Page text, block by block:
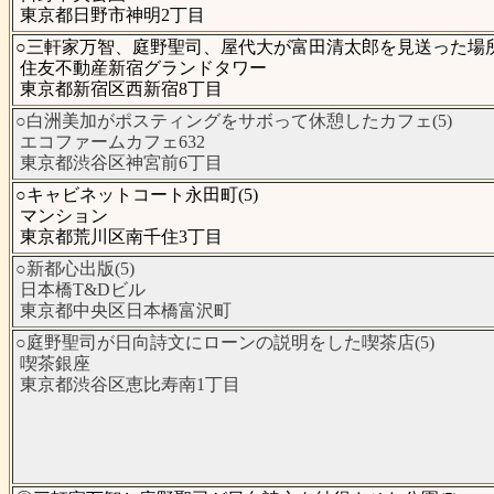
東京都日野市神明2丁目
○三軒家万智、庭野聖司、屋代大が富田清太郎を見送った場
住友不動産新宿グランドタワー
東京都新宿区西新宿8丁目
○白洲美加がポスティングをサボって休憩したカフェ(5)
エコファームカフェ632
東京都渋谷区神宮前6丁目
○キャビネットコート永田町(5)
マンション
東京都荒川区南千住3丁目
○新都心出版(5)
日本橋T&Dビル
東京都中央区日本橋富沢町
○庭野聖司が日向詩文にローンの説明をした喫茶店(5)
喫茶銀座
東京都渋谷区恵比寿南1丁目